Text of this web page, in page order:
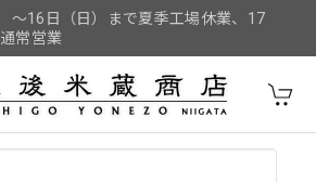
～16日（日）まで夏季工場休業、17
常営業